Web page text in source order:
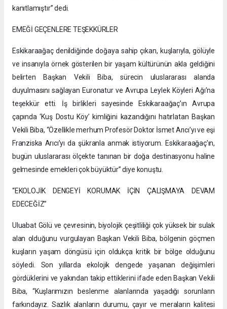
kanıtlamıştır” dedi.
EMEĞİ GEÇENLERE TEŞEKKÜRLER
Eskikaraağaç denildiğinde doğaya sahip çıkan, kuşlarıyla, gölüyle
ve insanıyla örnek gösterilen bir yaşam kültürünün akla geldiğini
belirten Başkan Vekili Biba, sürecin uluslararası alanda
duyulmasını sağlayan Euronatur ve Avrupa Leylek Köyleri Ağı’na
teşekkür etti. İş birlikleri sayesinde Eskikaraağaç’ın Avrupa
çapında ‘Kuş Dostu Köy’ kimliğini kazandığını hatırlatan Başkan
Vekili Biba, “Özellikle merhum Profesör Doktor İsmet Arıcı’yı ve eşi
Franziska Arıcı’yı da şükranla anmak istiyorum. Eskikaraağaç’ın,
bugün uluslararası ölçekte tanınan bir doğa destinasyonu haline
gelmesinde emekleri çok büyüktür” diye konuştu.
“EKOLOJİK DENGEYİ KORUMAK İÇİN ÇALIŞMAYA DEVAM
EDECEĞİZ”
Uluabat Gölü ve çevresinin, biyolojik çeşitliliği çok yüksek bir sulak
alan olduğunu vurgulayan Başkan Vekili Biba, bölgenin göçmen
kuşların yaşam döngüsü için oldukça kritik bir bölge olduğunu
söyledi. Son yıllarda ekolojik dengede yaşanan değişimleri
gördüklerini ve yakından takip ettiklerini ifade eden Başkan Vekili
Biba, “Kuşlarımızın beslenme alanlarında yaşadığı sorunların
farkındayız. Sazlık alanların durumu, çayır ve meraların kalitesi